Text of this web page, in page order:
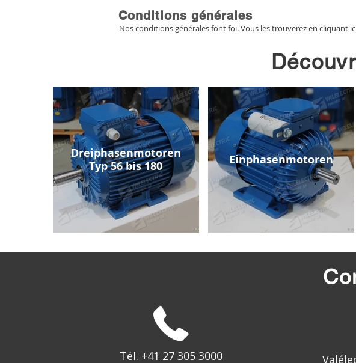
Conditions générales
Nos conditions générales font foi. Vous les trouverez en cliquant
Dreiphasenmotoren
Typ 56 bis 180
Einphasenmotoren
Tél. +41 27 305 3000